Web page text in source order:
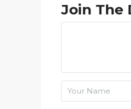
Join The